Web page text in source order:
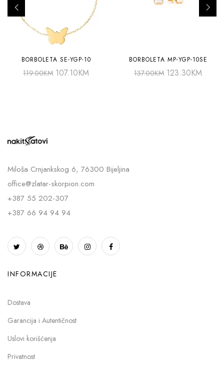
BORBOLETA SE-YGP-10
119.00KM 107.10KM
BORBOLETA MP-YGP-10SE
137.00KM 123.30KM
Miloša Crnjankskog 6, 76300 Bijeljina
office@zlatar-skorpion.com
+387 55 202-307
+387 66 94 94 94
INFORMACIJE
Dostava
Garancija i Autentičnost
Uslovi korišćenja
Privatnost